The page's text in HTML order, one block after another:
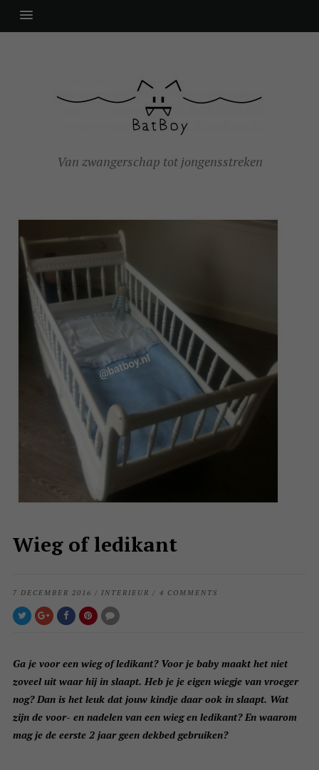
Van zwangerschap tot jongensstreken
Wieg of ledikant
7 DECEMBER 2016 / INTERIEUR / 4 COMMENTS
Ga je voor een wieg of ledikant? Voor je baby maakt het niet
zoveel uit waar hij in slaapt. Heb je je eigen wiegje van vroeger
nog? Dan is het leuk dat jouw kindje daar ook in slaapt. Wat
zijn de voor- en nadelen van een wieg en ledikant? En waarom
mag je de eerste 2 jaar geen dekbed gebruiken?